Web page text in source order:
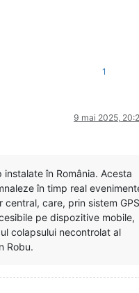
1
9 mai 2025,
în România. Acesta
în timp real
care, prin sistem
pe dispozitive mobile,
colapsului necontrolat al
Robu.